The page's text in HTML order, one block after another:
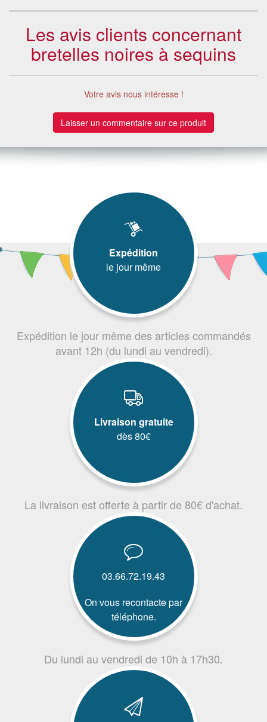
Les avis clients concernant
bretelles noires à sequins
Votre avis nous intéresse !
Laisser un commentaire sur ce produit
Expédition
le jour même
Expédition le jour même des articles commandés
avant 12h (du lundi au vendredi).
Livraison gratuite
dès 80€
La livraison est offerte à partir de 80€ d'achat.
03.66.72.19.43
On vous recontacte par
téléphone.
Du lundi au vendredi de 10h à 17h30.